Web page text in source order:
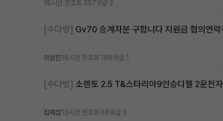
18시간 전조회 357댓글 2
[수다방] Gv70 승계자분 구합니다 지원금 협의연락
이상진18시간 전조회 168댓글 1
[수다방] 소렌토 2.5 T&스타리아9인승디젤 2운전자
킴재섭15시간 전조회 88댓글 3